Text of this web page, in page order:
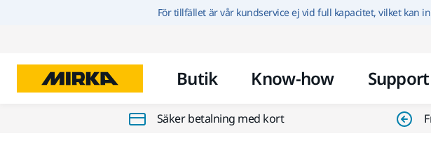
För tillfället är vår kundservice ej vid full kapacitet, vilket kan
Butik Know-how Support
Säker betalning med kort